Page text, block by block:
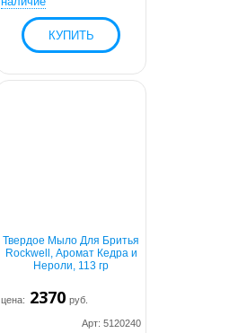
Твердое Мыло Для Бритья
Rockwell, Аромат Кедра и
Нероли, 113 гр
цена: 2370 руб.
Арт: 5120240